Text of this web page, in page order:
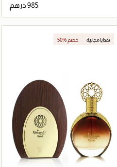
⁦985⁩ درهم
جاري تحميل التفاصيل
هدايا مجانية 50% خصم